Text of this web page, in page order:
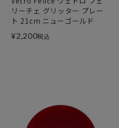
リーチェ グリッター プレー
ト 21cm ニューゴールド
¥2,200税込